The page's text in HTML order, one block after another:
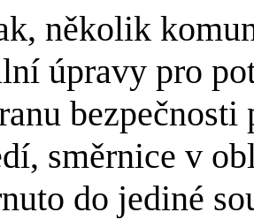
několik
úpravy pro
směrnice v
do jediné